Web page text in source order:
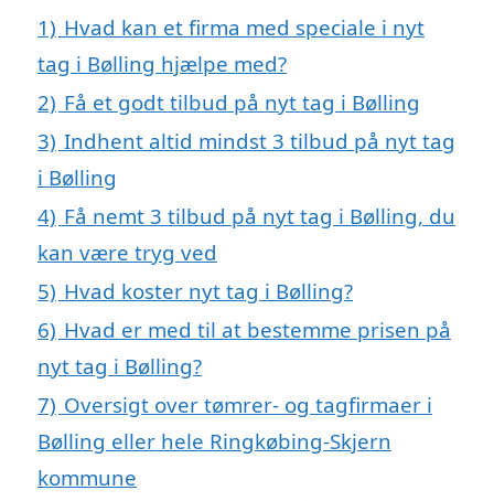
1) Hvad kan et firma med speciale i nyt
tag i Bølling hjælpe med?
2) Få et godt tilbud på nyt tag i Bølling
3) Indhent altid mindst 3 tilbud på nyt tag
i Bølling
4) Få nemt 3 tilbud på nyt tag i Bølling, du
kan være tryg ved
5) Hvad koster nyt tag i Bølling?
6) Hvad er med til at bestemme prisen på
nyt tag i Bølling?
7) Oversigt over tømrer- og tagfirmaer i
Bølling eller hele Ringkøbing-Skjern
kommune